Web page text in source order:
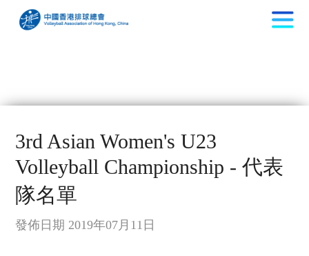
3rd Asian Women's U23
Volleyball Championship - 代表
隊名單
發佈日期 2019年07月11日